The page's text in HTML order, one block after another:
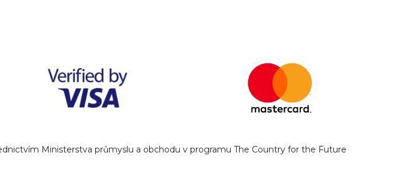
Ministerstva průmyslu a obchodu v programu The Country for the Future